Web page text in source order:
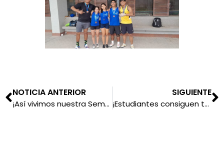
NOTICIA ANTERIOR
¡Así vivimos nuestra Semana de la Cultura China!
SIGUIENTE
¡Estudiantes consiguen tercer puesto en concurso internacional de dibujo!